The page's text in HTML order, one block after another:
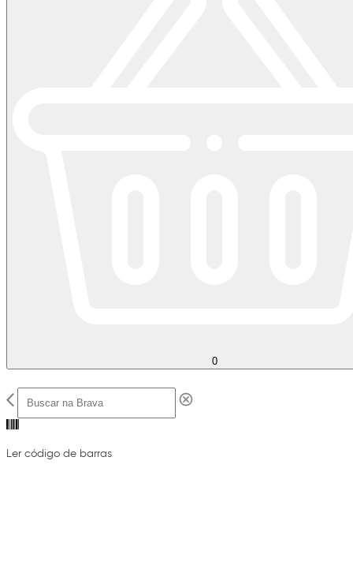
0
Ler código de barras